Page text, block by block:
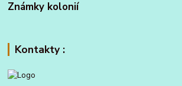
Známky kolonií
Kontakty :